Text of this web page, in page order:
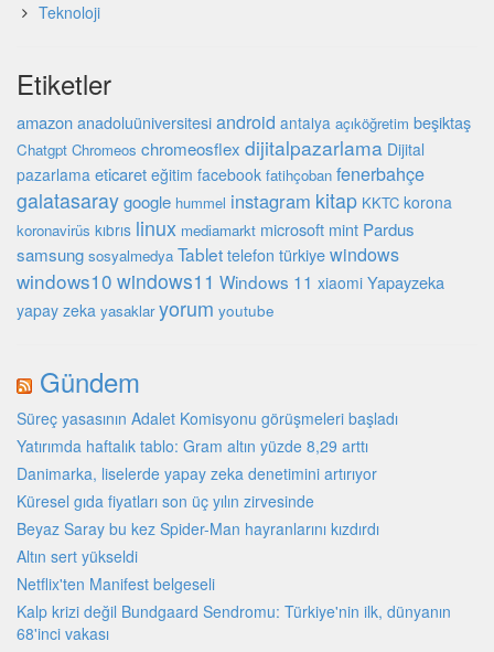
Teknoloji
Etiketler
amazon anadoluüniversitesi android antalya açıköğretim beşiktaş
Chatgpt Chromeos chromeosflex dijitalpazarlama Dijital
pazarlama eticaret eğitim facebook fatihçoban fenerbahçe
galatasaraygoogle hummel instagram kitap KKTC korona
koronavirüs kıbrıs linux mediamarkt microsoft mint Pardus
samsung sosyalmedya Tablet telefon türkiyewindows
windows10 windows11 Windows 11 xiaomi Yapayzeka
yapay zeka yasaklar yorum youtube
Gündem
Süreç yasasının Adalet Komisyonu görüşmeleri başladı
Yatırımda haftalık tablo: Gram altın yüzde 8,29 arttı
Danimarka, liselerde yapay zeka denetimini artırıyor
Küresel gıda fiyatları son üç yılın zirvesinde
Beyaz Saray bu kez Spider-Man hayranlarını kızdırdı
Altın sert yükseldi
Netflix'ten Manifest belgeseli
Kalp krizi değil Bundgaard Sendromu: Türkiye'nin ilk, dünyanın
68'inci vakası